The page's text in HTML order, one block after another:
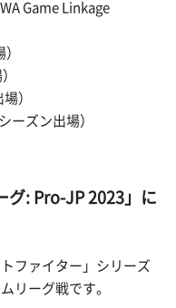
Game Linkage
）
ーズン出場）
グ: Pro-JP 2023」に
ファイター」シリーズ
リーグ戦です。